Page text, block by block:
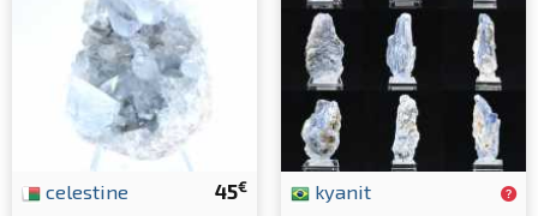
45€
celestine kyanit